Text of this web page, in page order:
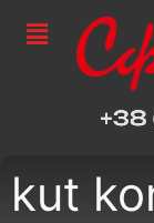
kut